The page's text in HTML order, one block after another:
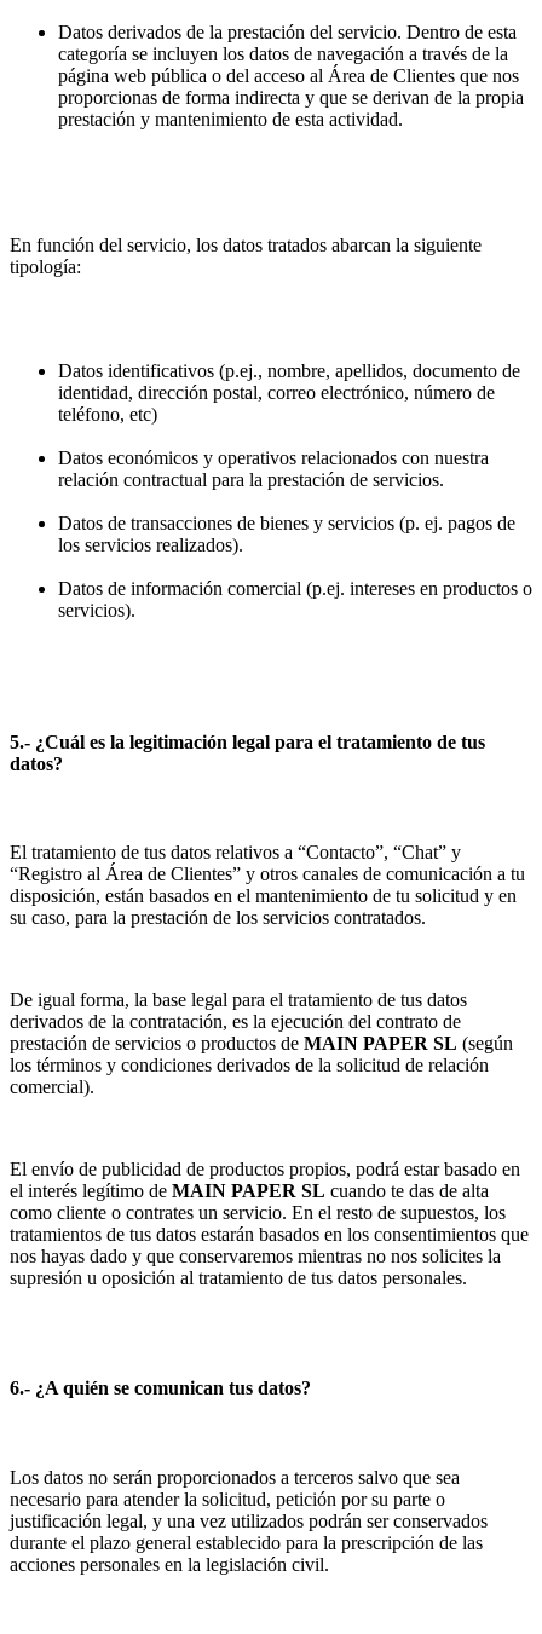
Datos derivados de la prestación del servicio. Dentro de esta
categoría se incluyen los datos de navegación a través de la
página web pública o del acceso al Área de Clientes que nos
proporcionas de forma indirecta y que se derivan de la propia
prestación y mantenimiento de esta actividad.
En función del servicio, los datos tratados abarcan la siguiente
tipología:
Datos identificativos (p.ej., nombre, apellidos, documento de
identidad, dirección postal, correo electrónico, número de
teléfono, etc)
Datos económicos y operativos relacionados con nuestra
relación contractual para la prestación de servicios.
Datos de transacciones de bienes y servicios (p. ej. pagos de
los servicios realizados).
Datos de información comercial (p.ej. intereses en productos o
servicios).
5.- ¿Cuál es la legitimación legal para el tratamiento de tus
datos?
El tratamiento de tus datos relativos a “Contacto”, “Chat” y
“Registro al Área de Clientes” y otros canales de comunicación a tu
disposición, están basados en el mantenimiento de tu solicitud y en
su caso, para la prestación de los servicios contratados.
De igual forma, la base legal para el tratamiento de tus datos
derivados de la contratación, es la ejecución del contrato de
prestación de servicios o productos de MAIN PAPER SL (según
los términos y condiciones derivados de la solicitud de relación
comercial).
El envío de publicidad de productos propios, podrá estar basado en
el interés legítimo de MAIN PAPER SL cuando te das de alta
como cliente o contrates un servicio. En el resto de supuestos, los
tratamientos de tus datos estarán basados en los consentimientos que
nos hayas dado y que conservaremos mientras no nos solicites la
supresión u oposición al tratamiento de tus datos personales.
6.- ¿A quién se comunican tus datos?
Los datos no serán proporcionados a terceros salvo que sea
necesario para atender la solicitud, petición por su parte o
justificación legal, y una vez utilizados podrán ser conservados
durante el plazo general establecido para la prescripción de las
acciones personales en la legislación civil.